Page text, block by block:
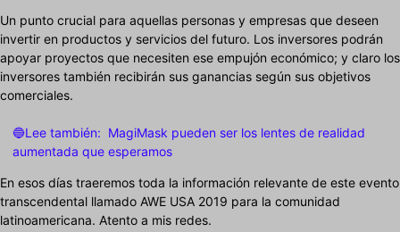
Un punto crucial para aquellas personas y empresas que deseen
invertir en productos y servicios del futuro. Los inversores podrán
apoyar proyectos que necesiten ese empujón económico; y claro los
inversores también recibirán sus ganancias según sus objetivos
comerciales.
🔵Lee también: MagiMask pueden ser los lentes de realidad
aumentada que esperamos
En esos días traeremos toda la información relevante de este evento
transcendental llamado AWE USA 2019 para la comunidad
latinoamericana. Atento a mis redes.